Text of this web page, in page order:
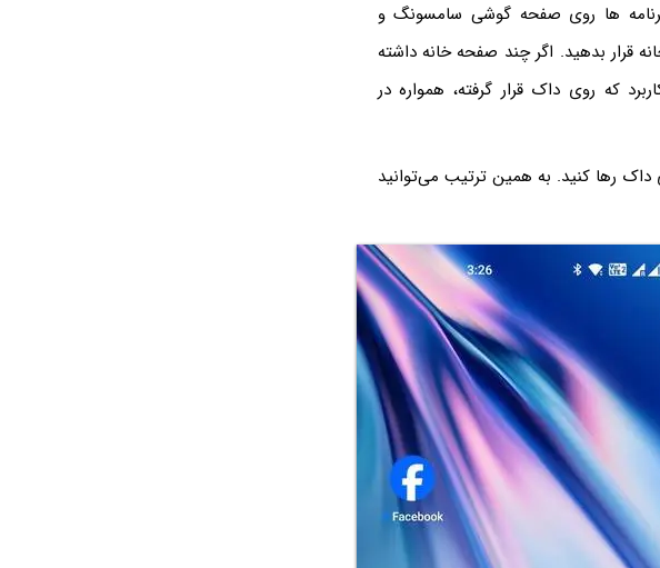
برنامه ها روی صفحه گوشی سامسونگ و
قرار بدهید. اگر چند صفحه خانه داشته
که روی داک قرار گرفته، همواره در
داک رها کنید. به همین ترتیب می‌توانید